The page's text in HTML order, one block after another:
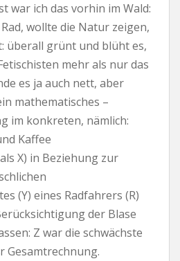
war ich das vorhin im Wald:
wollte die Natur zeigen,
überall grünt und blüht es,
mehr als nur das
es ja auch nett, aber
mathematisches –
im konkreten, nämlich:
Kaffee
X) in Beziehung zur
(Y) eines Radfahrers (R)
der Blase
Z war die schwächste
Gesamtrechnung.